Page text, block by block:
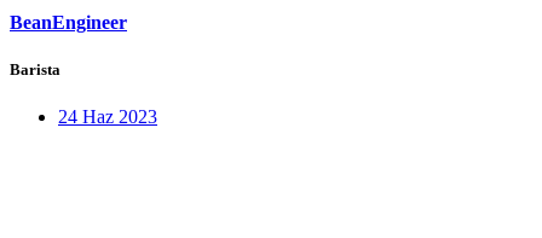
BeanEngineer
Barista
24 Haz 2023